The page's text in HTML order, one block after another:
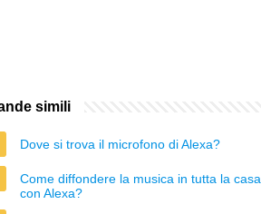
simili
Dove si trova il microfono di Alexa?
Come diffondere la musica in tutta la casa
con Alexa?